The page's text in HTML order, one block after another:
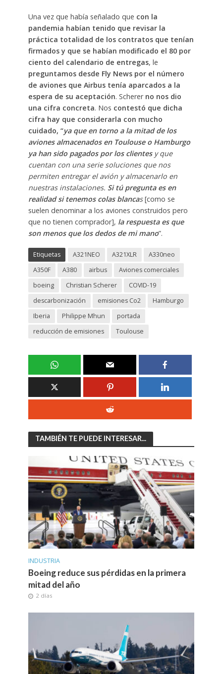
Una vez que había señalado que con la
pandemia habían tenido que revisar la
práctica totalidad de los contratos que tenían
firmados y que se habían modificado el 80 por
ciento del calendario de entregas, le
preguntamos desde Fly News por el número
de aviones que Airbus tenía aparcados a la
espera de su aceptación. Scherer no nos dio
una cifra concreta. Nos contestó que dicha
cifra hay que considerarla con mucho
cuidado, “ya que en torno a la mitad de los
aviones almacenados en Toulouse o Hamburgo
ya han sido pagados por los clientesy que
cuentan con una serie soluciones que nos
permiten entregar el avión y almacenarlo en
nuestras instalaciones. Si tú pregunta es en
realidad si tenemos colas blancas[como se
suelen denominar a los aviones construidos pero
que no tienen comprador], la respuesta es que
son menos que los dedos de mi mano”.
Etiquetas A321NEO A321XLR
A330neo
A350F
A380 airbus
Aviones comerciales
boeing
Christian Scherer
COVID-19
descarbonización
emisiones Co2
Hamburgo
Iberia
Philippe Mhun
portada
reducción de emisiones
Toulouse
TAMBIÉN TE PUEDE INTERESAR...
INDUSTRIA
Boeing reduce sus pérdidas en la primera
mitad del año
2 días